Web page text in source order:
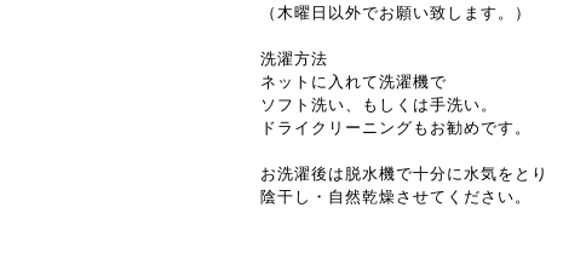
（木曜日以外でお願い致します。）
洗濯方法
ネットに入れて洗濯機で
ソフト洗い、もしくは手洗い。
ドライクリーニングもお勧めです。
お洗濯後は脱水機で十分に水気をとり
陰干し・自然乾燥させてください。